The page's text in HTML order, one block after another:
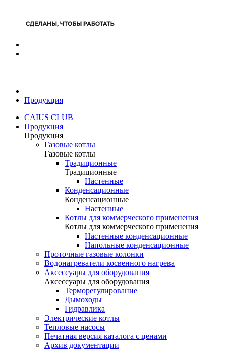
Продукция
CAIUS CLUB
Продукция
Продукция
Газовые котлы
Газовые котлы
Традиционные
Традиционные
Настенные
Конденсационные
Конденсационные
Настенные
Котлы для коммерческого применения
Котлы для коммерческого применения
Настенные конденсационные
Напольные конденсационные
Проточные газовые колонки
Водонагреватели косвенного нагрева
Аксессуары для оборудования
Аксессуары для оборудования
Терморегулирование
Дымоходы
Гидравлика
Электрические котлы
Тепловые насосы
Печатная версия каталога с ценами
Архив документации